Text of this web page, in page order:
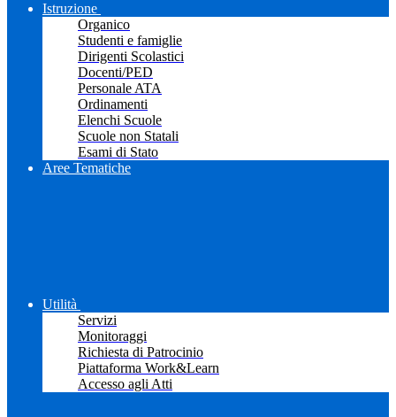
Istruzione
Organico
Studenti e famiglie
Dirigenti Scolastici
Docenti/PED
Personale ATA
Ordinamenti
Elenchi Scuole
Scuole non Statali
Esami di Stato
Aree Tematiche
Utilità
Servizi
Monitoraggi
Richiesta di Patrocinio
Piattaforma Work&Learn
Accesso agli Atti